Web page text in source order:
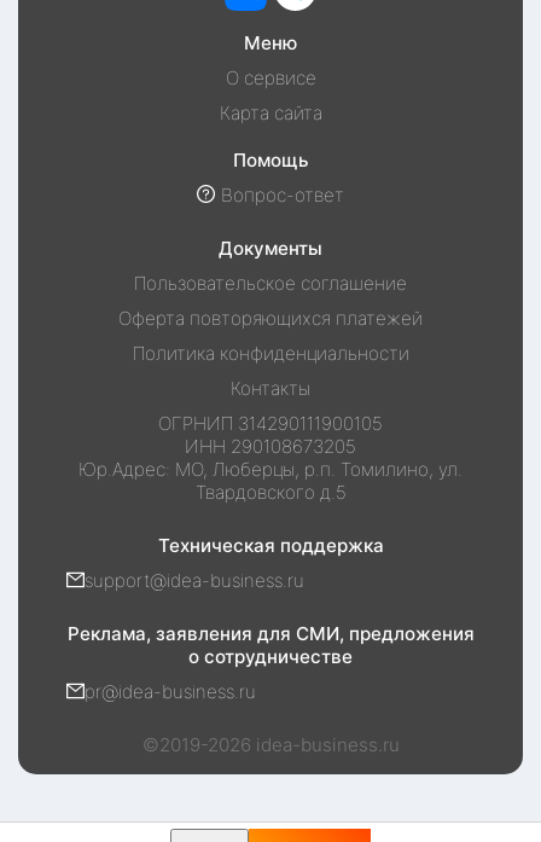
Меню
О сервисе
Карта сайта
Помощь
Вопрос-ответ
Документы
Пользовательское соглашение
Оферта повторяющихся платежей
Политика конфиденциальности
Контакты
ОГРНИП 314290111900105
ИНН 290108673205
Юр.Адрес: МО, Люберцы, р.п. Томилино, ул.
Твардовского д.5
Техническая поддержка
support@idea-business.ru
Реклама, заявления для СМИ, предложения
о сотрудничестве
pr@idea-business.ru
©2019-2026 idea-business.ru